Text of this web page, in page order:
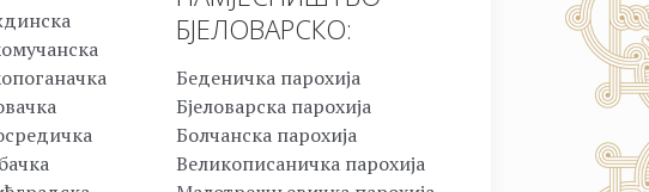
БЈЕЛОВАРСКО:
Беденичка парохија
Бјеловарска парохија
Болчанска парохија
Великописаничка парохија